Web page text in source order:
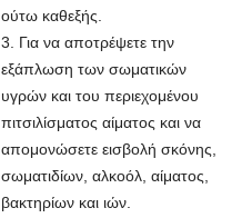
ούτω καθεξής.
3. Για να αποτρέψετε την
εξάπλωση των σωματικών
υγρών και του περιεχομένου
πιτσιλίσματος αίματος και να
απομονώσετε εισβολή σκόνης,
σωματιδίων, αλκοόλ, αίματος,
βακτηρίων και ιών.